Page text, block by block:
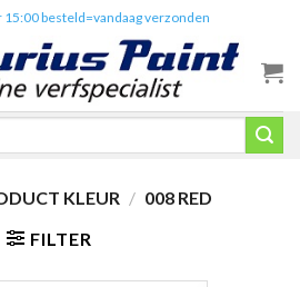
15:00 besteld=vandaag verzonden
KLEUR / 008 RED
FILTER